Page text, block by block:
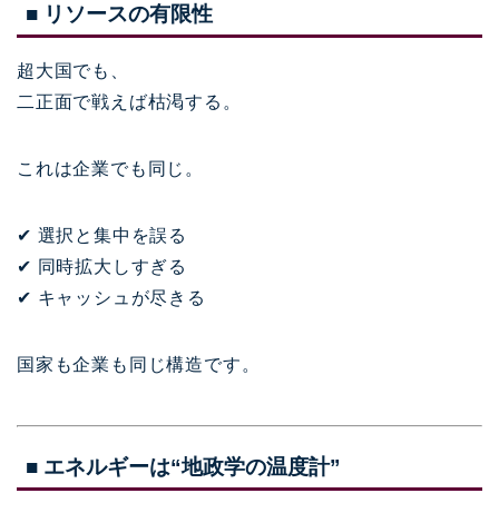
■ リソースの有限性
超大国でも、
二正面で戦えば枯渇する。
これは企業でも同じ。
✔ 選択と集中を誤る
✔ 同時拡大しすぎる
✔ キャッシュが尽きる
国家も企業も同じ構造です。
■ エネルギーは“地政学の温度計”